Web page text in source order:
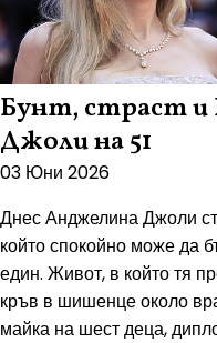
Бунт, страст и
Джоли на 51
03 Юни 2026
Днес Анджелина Джоли
който спокойно може да
един. Живот, в който тя
кръв в шишенце около
майка на шест деца,